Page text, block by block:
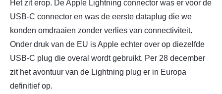
Het zit erop. De Apple Lightning connector was er voor de
USB-C connector en was de eerste dataplug die we
konden omdraaien zonder verlies van connectiviteit.
Onder druk van de EU is Apple echter over op diezelfde
USB-C plug die overal wordt gebruikt. Per 28 december
zit het avontuur van de Lightning plug er in Europa
definitief op.